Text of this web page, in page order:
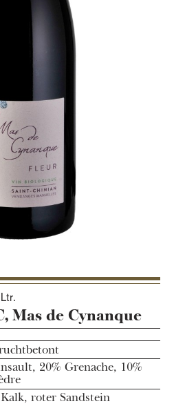
Mas de Cynanque
20% Grenache, 10%
roter Sandstein